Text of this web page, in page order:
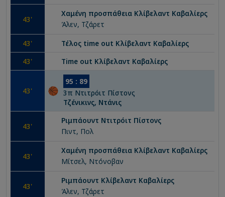
43'
Χαμένη προσπάθεια Κλίβελαντ Καβαλίερς
Άλεν, Τζάρετ
43' Τέλος time out Κλίβελαντ Καβαλίερς
43' Time out Κλίβελαντ Καβαλίερς
43'
95 : 89
3π Ντιτρόιτ Πίστονς
Τζένικινς, Ντάνις
43'
Ριμπάουντ Ντιτρόιτ Πίστονς
Πιντ, Πολ
43'
Χαμένη προσπάθεια Κλίβελαντ Καβαλίερς
Μίτσελ, Ντόνοβαν
43'
Ριμπάουντ Κλίβελαντ Καβαλίερς
Άλεν, Τζάρετ